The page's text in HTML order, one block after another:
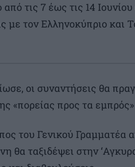
τις 7 έως τις 14
με τον Ελληνοκύπριο και
οι συναντήσεις θα
«πορείας προς τα
του Γενικού Γραμματέα
θα ταξιδέψει στην